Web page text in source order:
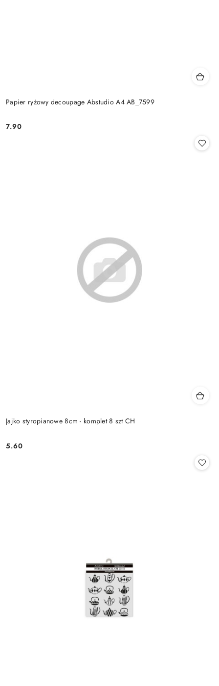
Papier ryżowy decoupage Abstudio A4 AB_7599
Cena:
7.90
Jajko styropianowe 8cm - komplet 8 szt CH
Cena:
5.60